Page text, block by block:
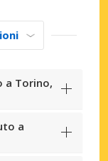
a Torino,
a